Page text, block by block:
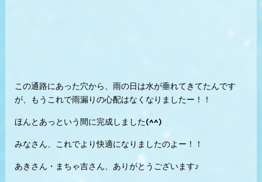
この通路にあった穴から、雨の日は水が垂れてきてたんです
が、もうこれで雨漏りの心配はなくなりましたー！！
ほんとあっという間に完成しました(^^)
みなさん、これでより快適になりましたのよー！！
あきさん・まちゃ吉さん、ありがとうございます♪